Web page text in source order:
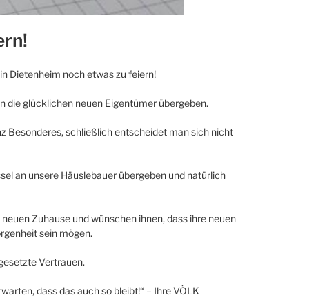
Dietenheim noch etwas zu feiern!
die glücklichen neuen Eigentümer übergeben.
Besonderes, schließlich entscheidet man sich nicht
an unsere Häuslebauer übergeben und natürlich
Zuhause und wünschen ihnen, dass ihre neuen
sein mögen.
Vertrauen.
dass das auch so bleibt!“ – Ihre VÖLK